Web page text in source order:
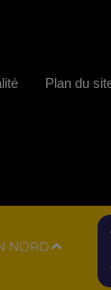
NORD
Plan du